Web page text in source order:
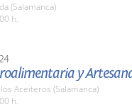
(Salamanca)
h.
y
Aceiteros (Salamanca)
h.